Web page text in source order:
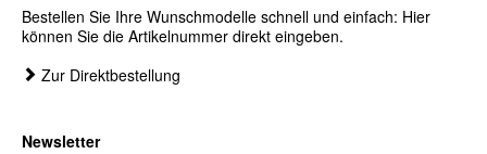
Bestellen Sie Ihre Wunschmodelle schnell und einfach: Hier
können Sie die Artikelnummer direkt eingeben.
Zur Direktbestellung
Newsletter